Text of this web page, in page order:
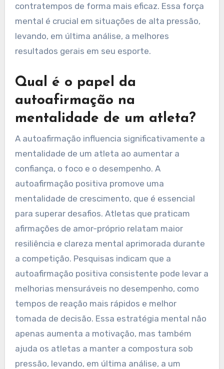
contratempos de forma mais eficaz. Essa força
mental é crucial em situações de alta pressão,
levando, em última análise, a melhores
resultados gerais em seu esporte.
Qual é o papel da
autoafirmação na
mentalidade de um atleta?
A autoafirmação influencia significativamente a
mentalidade de um atleta ao aumentar a
confiança, o foco e o desempenho. A
autoafirmação positiva promove uma
mentalidade de crescimento, que é essencial
para superar desafios. Atletas que praticam
afirmações de amor-próprio relatam maior
resiliência e clareza mental aprimorada durante
a competição. Pesquisas indicam que a
autoafirmação positiva consistente pode levar a
melhorias mensuráveis no desempenho, como
tempos de reação mais rápidos e melhor
tomada de decisão. Essa estratégia mental não
apenas aumenta a motivação, mas também
ajuda os atletas a manter a compostura sob
pressão, levando, em última análise, a um